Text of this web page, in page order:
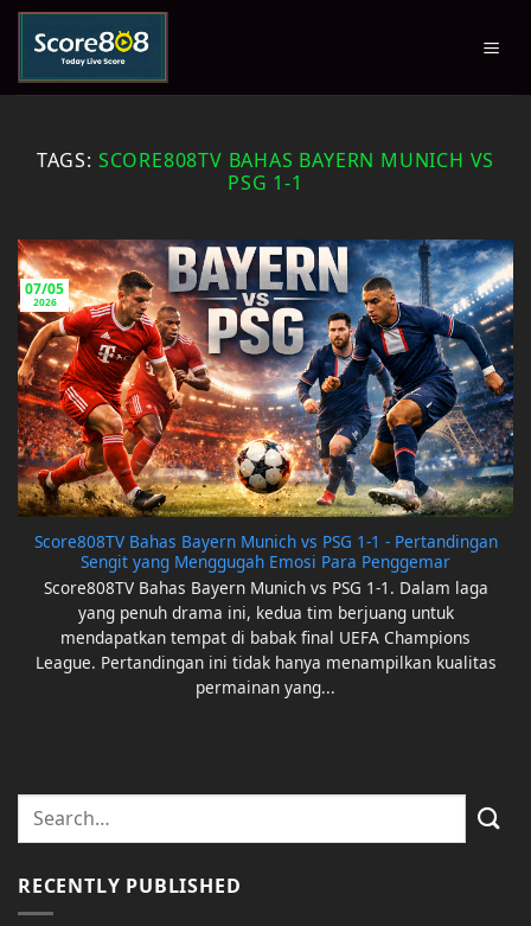
Skip
content
TAGS: SCORE808TV BAHAS BAYERN MUNICH VS
PSG 1-1
Score808TV Bahas Bayern Munich vs PSG 1-1 - Pertandingan
Sengit yang Menggugah Emosi Para Penggemar
Score808TV Bahas Bayern Munich vs PSG 1-1. Dalam laga
yang penuh drama ini, kedua tim berjuang untuk
mendapatkan tempat di babak final UEFA Champions
League. Pertandingan ini tidak hanya menampilkan kualitas
permainan yang...
07/05
2026
RECENTLY PUBLISHED